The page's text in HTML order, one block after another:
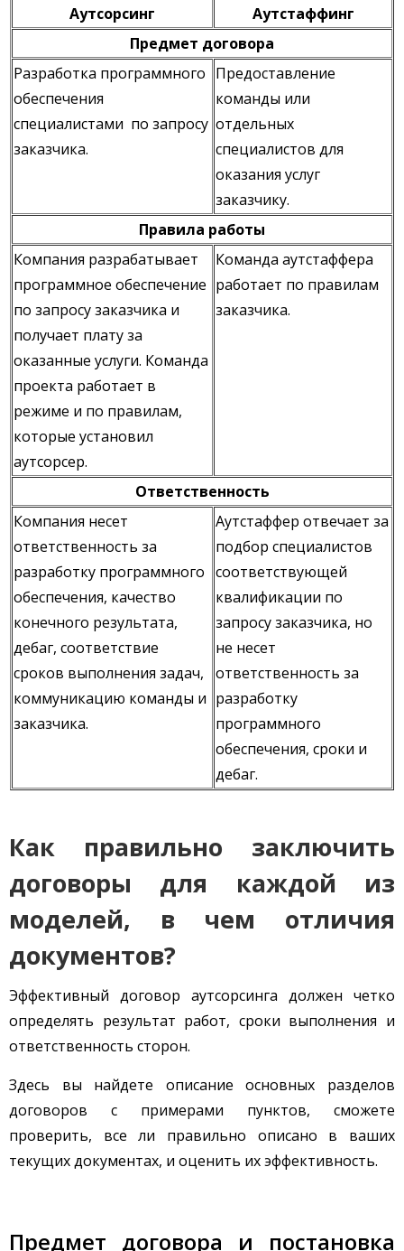
Аутсорсинг
Аутстаффинг
Предмет договора
Разработка программного
обеспечения
специалистами по запросу
заказчика.
Предоставление
команды или
отдельных
специалистов для
оказания услуг
заказчику.
Правила работы
Компания разрабатывает
программное обеспечение
по запросу заказчика и
получает плату за
оказанные услуги. Команда
проекта работает в
режиме и по правилам,
которые установил
аутсорсер.
Команда аутстаффера
работает по правилам
заказчика.
Ответственность
Компания несет
ответственность за
разработку программного
обеспечения, качество
конечного результата,
дебаг, соответствие
сроков выполнения задач,
коммуникацию команды и
заказчика.
Аутстаффер отвечает за
подбор специалистов
соответствующей
квалификации по
запросу заказчика, но
не несет
ответственность за
разработку
программного
обеспечения, сроки и
дебаг.
Как правильно заключить
договоры для каждой из
моделей, в чем отличия
документов?
Эффективный договор аутсорсинга должен четко
определять результат работ, сроки выполнения и
ответственность сторон.
Здесь вы найдете описание основных разделов
договоров с примерами пунктов, сможете
проверить, все ли правильно описано в ваших
текущих документах, и оценить их эффективность.
Предмет договора и постановка